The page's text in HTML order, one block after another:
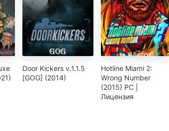
Door Kickers v.1.1.5
[GOG] (2014)
Hotline Miami 2:
Wrong Number
(2015) PC |
Лицензия